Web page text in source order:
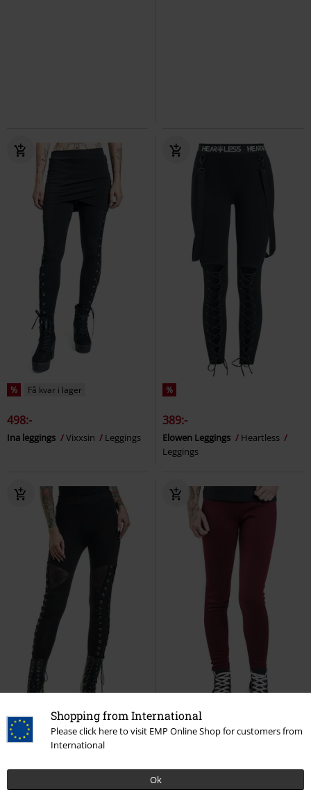
Shopping from International
Please click here to visit EMP Online Shop for customers from
International
Ok
% Få kvar i lager
498:-
Ina leggings Vixxsin Leggings
%
389:-
Elowen Leggings
Heartless
Leggings
% Få kvar i lager